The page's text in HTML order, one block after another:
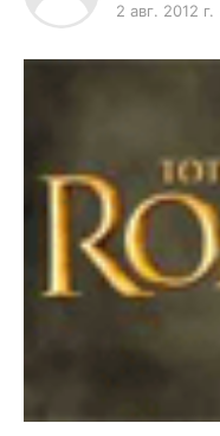
2 авг. 2012 г.